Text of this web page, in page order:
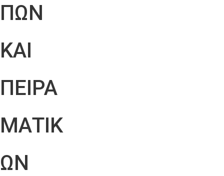
ΠΩΝ
ΚΑΙ
ΠΕΙΡΑ
ΜΑΤΙΚ
ΩΝ